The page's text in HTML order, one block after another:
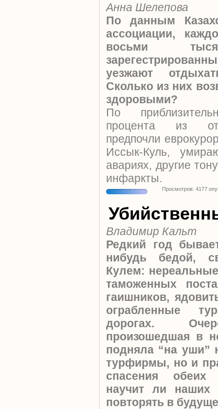
Анна Шелепова
По данным
ассоциации,
восьми
уезжают
Сколько из них
здоровыми?
По
процента из
предпочли
Иссык-Куль,
авариях, другие
инфаркты.
Просмотров: 4177
Владимир Кальт
Редкий год
нибудь бедой,
Кулем:
таможенных
гаишников,
ограбленные
дорогах.
произошедшая в
подняла “на уши”
турфирмы, но и
спасения обеих
научит ли
повторять в